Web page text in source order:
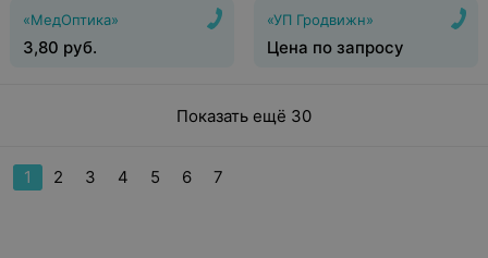
«МедОптика»
3,80 руб.
«УП Гродвижн»
Цена по запросу
Показать ещё 30
1 2 3 4 5 6 7